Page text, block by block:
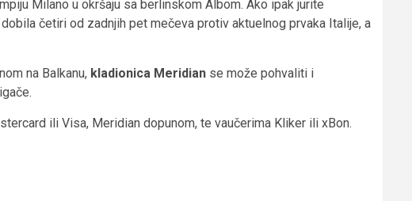
Milano u okršaju sa berlinskom Albom. Ako ipak jurite
četiri od zadnjih pet mečeva protiv aktuelnog prvaka Italije, a
na Balkanu, kladionica Meridian se može pohvaliti i
ili Visa, Meridian dopunom, te vaučerima Kliker ili xBon.